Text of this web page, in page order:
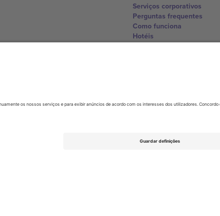
Serviços corporativos
Perguntas frequentes
Como funciona
Hotéis
Central da Copa do Mundo